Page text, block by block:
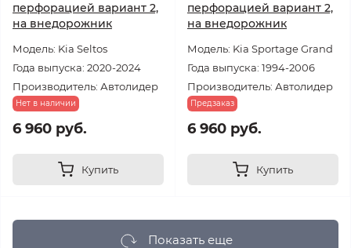
перфорацией вариант 2,
на внедорожник
Модель: Kia Seltos
Года выпуска: 2020-2024
Производитель: Автолидер
Нет в наличии
6 960 руб.
Купить
перфорацией вариант 2,
на внедорожник
Модель: Kia Sportage Grand
Года выпуска: 1994-2006
Производитель: Автолидер
Предзаказ
6 960 руб.
Купить
Показать еще